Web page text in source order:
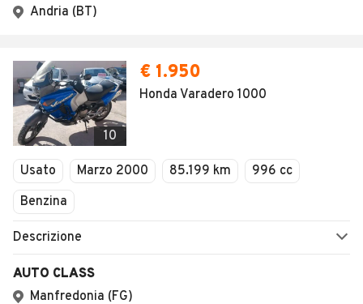
Andria (BT)
10
€ 1.950
Honda Varadero 1000
Usato Marzo 2000 85.199 km
996 cc
Benzina
Descrizione
AUTO CLASS
Manfredonia (FG)